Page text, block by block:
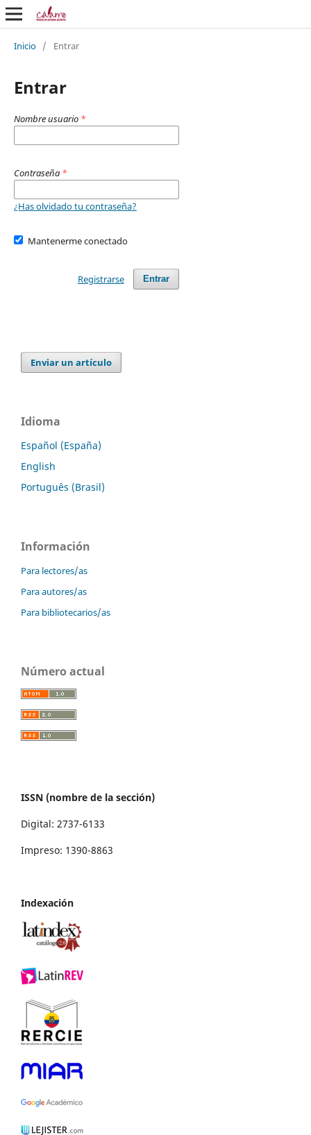
Inicio / Entrar
Entrar
Nombre usuario *
Contraseña *
¿Has olvidado tu contraseña?
Mantenerme conectado
Entrar
Registrarse
Enviar un artículo
Idioma
Español (España)
English
Português (Brasil)
Información
Para lectores/as
Para autores/as
Para bibliotecarios/as
Número actual
ISSN (nombre de la sección)
Digital: 2737-6133
Impreso: 1390-8863
Indexación